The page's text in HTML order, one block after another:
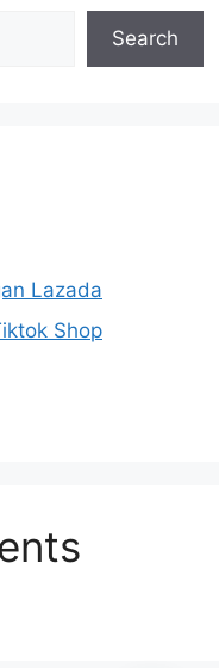
Search
Lazada
Shop